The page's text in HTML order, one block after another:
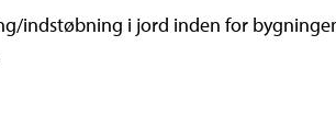
indstøbning i jord inden for